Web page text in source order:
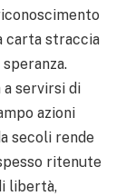
carta straccia
servirsi di
azioni
secoli rende
ritenute
libertà,